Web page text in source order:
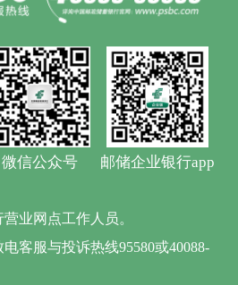
微信公众号 邮储企业银行app
业网点工作人员。
客服与投诉热线95580或40088-